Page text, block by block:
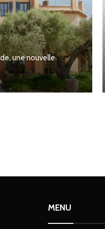
Arts & Mode
Christian Lacroix dévoile son
MENU